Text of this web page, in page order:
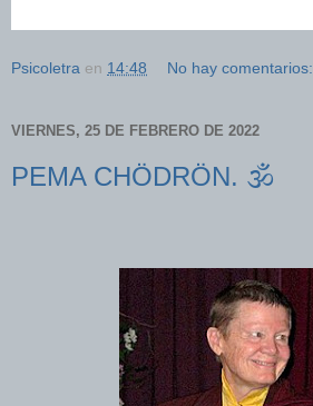
Psicoletra en 14:48 No hay comentarios:
VIERNES, 25 DE FEBRERO DE 2022
PEMA CHÖDRÖN. 🕉️